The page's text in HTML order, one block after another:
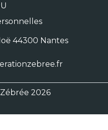
44300 Nantes
2026